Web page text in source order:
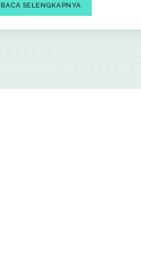
BACA SELENGKAPNYA